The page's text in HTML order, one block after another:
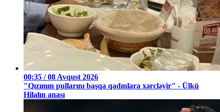
00:35 / 08 Avqust 2026
"Qızımın pullarını başqa qadınlara xərcləyir" - Ülkü
Hilalın anası